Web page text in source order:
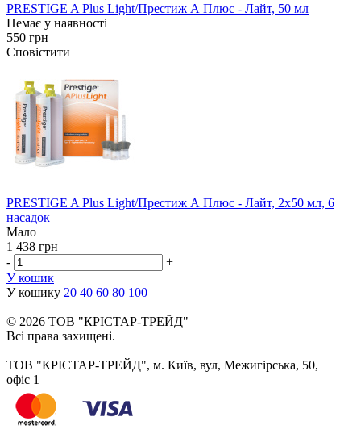
PRESTIGE A Plus Light/Престиж А Плюс - Лайт, 50 мл
Немає у наявності
550 грн
Сповістити
PRESTIGE A Plus Light/Престиж А Плюс - Лайт, 2х50 мл, 6
насадок
Мало
1 438 грн
-
+
У кошик
У кошику 20 40 60 80 100
© 2026 ТОВ "КРІСТАР-ТРЕЙД"
Всі права захищені.
ТОВ "КРІСТАР-ТРЕЙД", м. Київ, вул, Межигірська, 50,
офіс 1